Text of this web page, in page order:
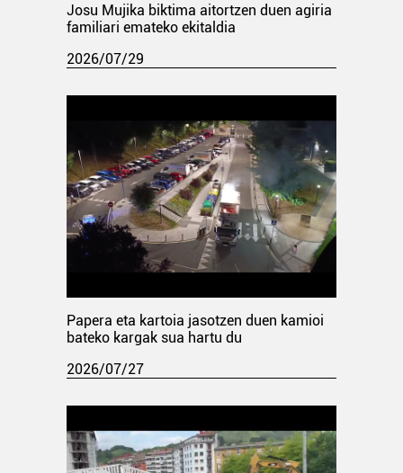
Josu Mujika biktima aitortzen duen agiria
familiari emateko ekitaldia
2026/07/29
Papera eta kartoia jasotzen duen kamioi
bateko kargak sua hartu du
2026/07/27